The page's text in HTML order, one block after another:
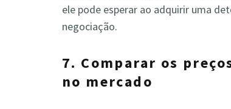
ele pode esperar ao adquirir uma
negociação.
7. Comparar os
no mercado